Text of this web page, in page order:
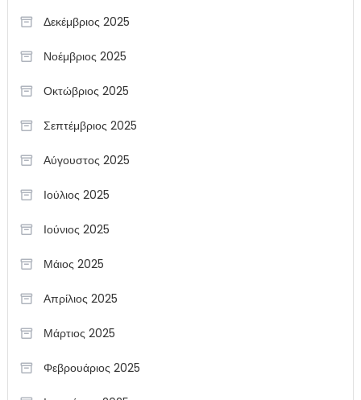
Δεκέμβριος 2025
Νοέμβριος 2025
Οκτώβριος 2025
Σεπτέμβριος 2025
Αύγουστος 2025
Ιούλιος 2025
Ιούνιος 2025
Μάιος 2025
Απρίλιος 2025
Μάρτιος 2025
Φεβρουάριος 2025